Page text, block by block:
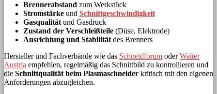
Brennerabstand zum Werkstück
Stromstärke und Schnittgeschwindigkeit
Gasqualität und Gasdruck
Zustand der Verschleißteile (Düse, Elektrode)
Ausrichtung und Stabilität des Brenners
Hersteller und Fachverbände wie das Schneidforum oderWalter
Austria empfehlen, regelmäßig das Schnittbild zu kontrollieren und
die Schnittqualität beim Plasmaschneider kritisch mit den eigenen
Anforderungen abzugleichen.